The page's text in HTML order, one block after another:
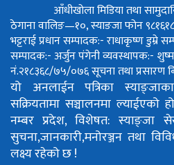
आँधीखोला मिडिया तथा
ठेगाना वालिङ—१०, स्याङजा फोन
भट्टराईप्रधान सम्पादक:- राधाकृष्ण डुम्रे
सम्पादक:- अर्जुन पंगेनीव्यवस्थापक:-
नं.२१८३६८/७५/०७६सूचना तथा प्रसारण
यो अनलाईन पत्रिका
सक्रियतामा सञ्चालनमा ल्याईएको
नम्बर प्रदेश, विशेषत: स्याङ्जा
सुचना,जानकारी,मनोरञ्जन तथा
लक्ष्य रहेको छ !